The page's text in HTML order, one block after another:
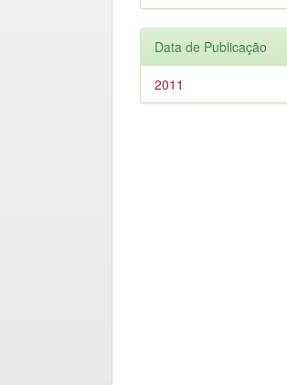
Data de Publicação
2011